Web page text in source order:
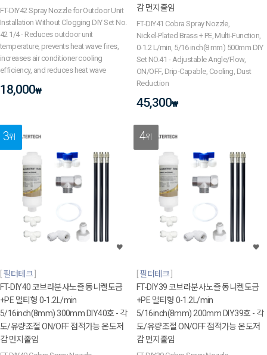
FT-DIY42 Spray Nozzle for Outdoor Unit
Installation Without Clogging DIY Set No.
42 1/4 - Reduces outdoor unit
temperature, prevents heat wave fires,
increases air conditioner cooling
efficiency, and reduces heat wave
18,000₩
감 먼지줄임
FT-DIY41 Cobra Spray Nozzle,
Nickel‑Plated Brass + PE, Multi‑Function,
0-1.2 L/min, 5/16 inch(8 mm) 500mm DIY
Set NO.41 - Adjustable Angle/Flow,
ON/OFF, Drip‑Capable, Cooling, Dust
Reduction
45,300₩
3위
필터테크
FT-DIY40 코브라분사노즐 동니켈도금
+PE 멀티형 0-1.2L/min
5/16inch(8mm) 300mm DIY40호 - 각
도/유량조절 ON/OFF 점적가능 온도저
감 먼지줄임
4위
필터테크
FT-DIY39 코브라분사노즐 동니켈도금
+PE 멀티형 0-1.2L/min
5/16inch(8mm) 200mm DIY39호 - 각
도/유량조절 ON/OFF 점적가능 온도저
감 먼지줄임